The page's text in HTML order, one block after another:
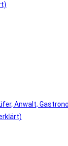
Anwalt,